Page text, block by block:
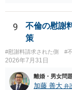
性も認められそうで
われます。 一度、
9
不倫の慰謝
策
#慰謝料請求された側 #
2026年7月31日
離婚・男女問
加藤 善大 弁